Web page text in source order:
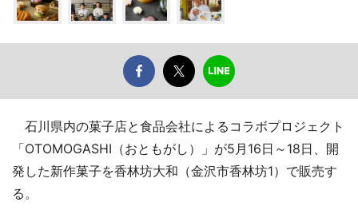
石川県内の菓子店と食品会社によるコラボプロジェクト
「OTOMOGASHI（おともがし）」が5月16日～18日、開
発した新作菓子を香林坊大和（金沢市香林坊1）で販売す
る。